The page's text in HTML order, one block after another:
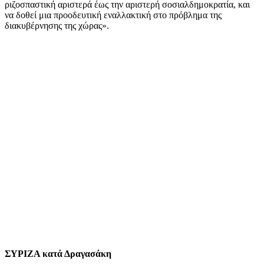
ριζοσπαστική αριστερά έως την αριστερή σοσιαλδημοκρατία, και
να δοθεί μια προοδευτική εναλλακτική στο πρόβλημα της
διακυβέρνησης της χώρας».
ΣΥΡΙΖΑ κατά Δραγασάκη